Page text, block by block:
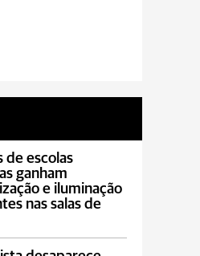
de escolas
ganham
e iluminação
nas salas de